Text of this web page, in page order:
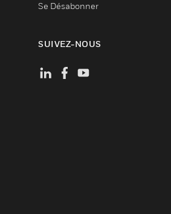
Se Désabonner
SUIVEZ-NOUS